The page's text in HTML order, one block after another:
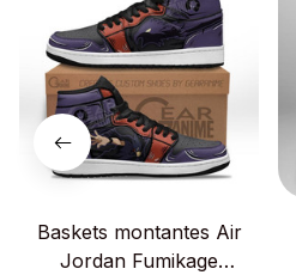
Baskets montantes Air
Jordan Fumikage